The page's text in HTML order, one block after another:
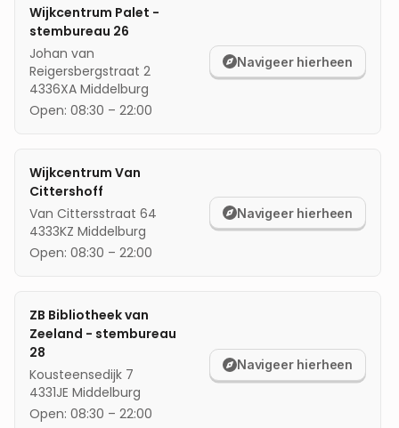
Wijkcentrum Palet -
stembureau 26
Johan van
Reigersbergstraat 2
4336XA Middelburg
Open: 08:30 – 22:00
Navigeer hierheen
Wijkcentrum Van
Cittershoff
Van Cittersstraat 64
4333KZ Middelburg
Open: 08:30 – 22:00
Navigeer hierheen
ZB Bibliotheek van
Zeeland - stembureau
28
Kousteensedijk 7
4331JE Middelburg
Open: 08:30 – 22:00
Navigeer hierheen
locatie